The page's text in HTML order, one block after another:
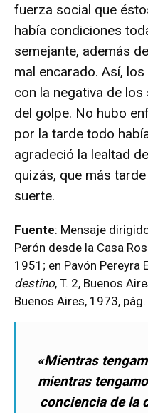
fuerza social que
había condiciones
semejante, además
mal encarado. Así,
con la negativa de
del golpe. No hubo
por la tarde todo
agradeció la lealtad
quizás, que más
suerte.
Fuente: Mensaje
Perón desde la Casa
1951; en Pavón Pereyra
destino, T. 2, Buenos
Buenos Aires, 1973, pág.
«Mientras
mientras
conciencia de la